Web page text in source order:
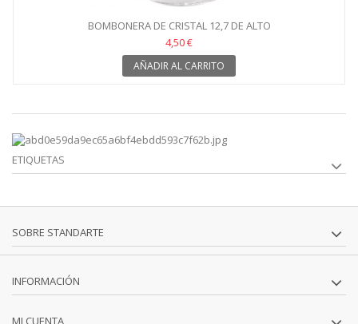
BOMBONERA DE CRISTAL 12,7 DE ALTO
4,50 €
AÑADIR AL CARRITO
ETIQUETAS
SOBRE STANDARTE
INFORMACIÓN
MI CUENTA